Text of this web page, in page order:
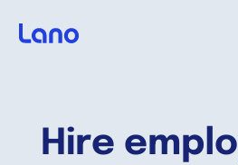
Hire
Pourquoi Lano?